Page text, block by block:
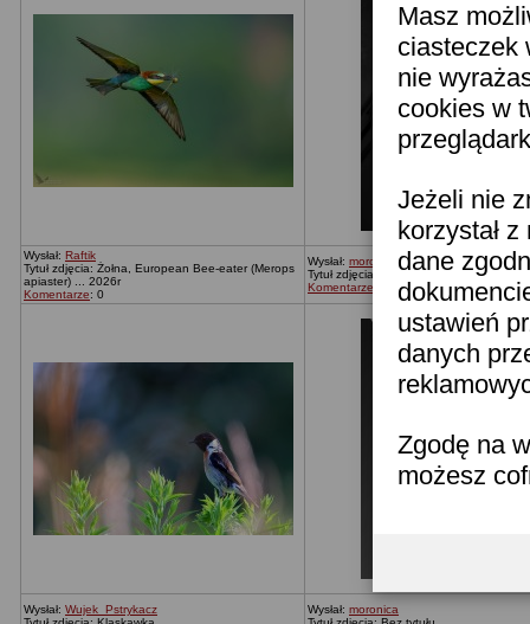
Masz
ciasteczek
nie
cookies w
Jeżeli nie
korzystał
dane
ustawień
danych
Zgodę na
możesz
Wysłał: Raftik
Tytuł zdjęcia: Żołna, European Bee-eater (Merops
apiaster) ... 2026r
Komentarze: 0
Wysłał: moronica
Tytuł zdjęcia: Bez tytułu
Komentarze
Wysłał: Wujek_Pstrykacz
Wysłał: moronica